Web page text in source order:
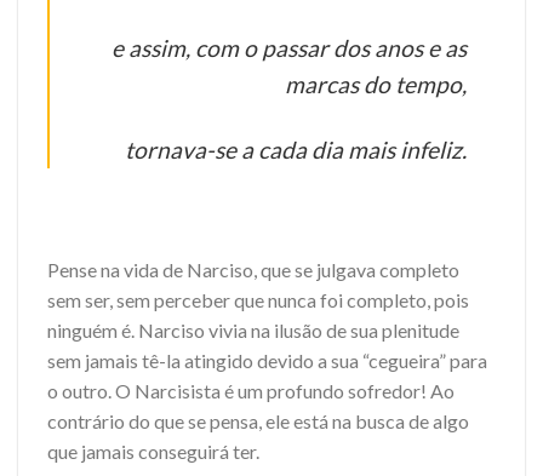
e assim, com o passar dos anos e as
marcas do tempo,
tornava-se a cada dia mais infeliz.
Pense na vida de Narciso, que se julgava completo
sem ser, sem perceber que nunca foi completo, pois
ninguém é. Narciso vivia na ilusão de sua plenitude
sem jamais tê-la atingido devido a sua “cegueira” para
o outro. O Narcisista é um profundo sofredor! Ao
contrário do que se pensa, ele está na busca de algo
que jamais conseguirá ter.